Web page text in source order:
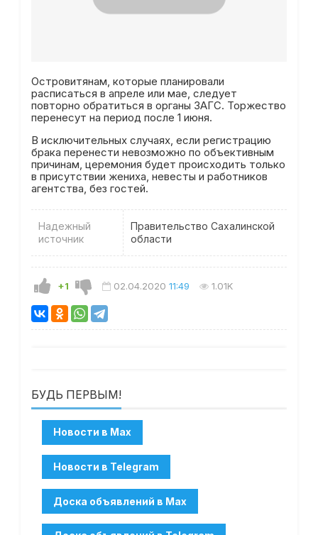
Островитянам, которые планировали
расписаться в апреле или мае, следует
повторно обратиться в органы ЗАГС. Торжество
перенесут на период после 1 июня.
В исключительных случаях, если регистрацию
брака перенести невозможно по объективным
причинам, церемония будет происходить только
в присутствии жениха, невесты и работников
агентства, без гостей.
Надежный
источник
Правительство Сахалинской
области
+1 02.04.2020 11:49 1.01K
БУДЬ ПЕРВЫМ!